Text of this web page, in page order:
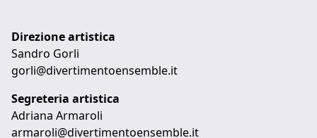
Direzione artistica
Sandro Gorli
gorli@divertimentoensemble.it
Segreteria artistica
Adriana Armaroli
armaroli@divertimentoensemble.it